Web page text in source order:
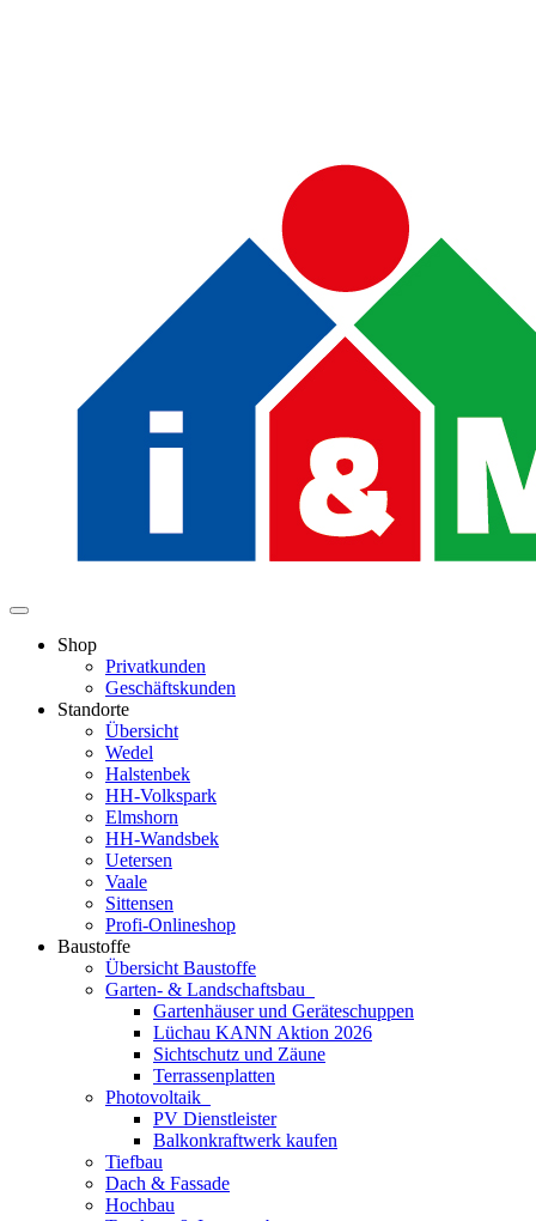
Shop
Privatkunden
Geschäftskunden
Standorte
Übersicht
Wedel
Halstenbek
HH-Volkspark
Elmshorn
HH-Wandsbek
Uetersen
Vaale
Sittensen
Profi-Onlineshop
Baustoffe
Übersicht Baustoffe
Garten- & Landschaftsbau
Gartenhäuser und Geräteschuppen
Lüchau KANN Aktion 2026
Sichtschutz und Zäune
Terrassenplatten
Photovoltaik
PV Dienstleister
Balkonkraftwerk kaufen
Tiefbau
Dach & Fassade
Hochbau